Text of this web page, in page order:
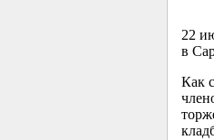
22
в
Как